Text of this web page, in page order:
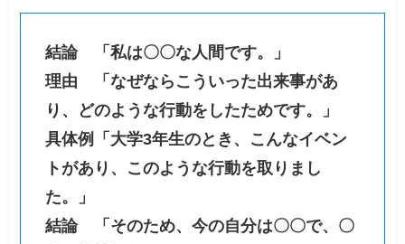
結論 「私は〇〇な人間です。」
理由 「なぜならこういった出来事があ
り、どのような行動をしたためです。」
具体例「大学3年生のとき、こんなイベン
トがあり、このような行動を取りまし
た。」
結論 「そのため、今の自分は〇〇で、〇